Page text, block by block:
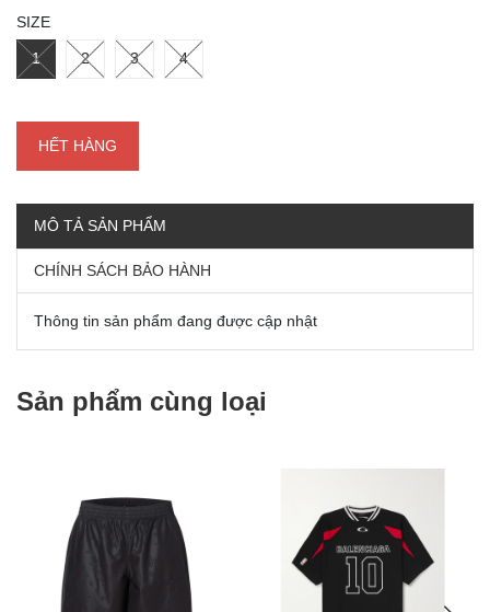
SIZE
1 2 3 4
HẾT HÀNG
MÔ TẢ SẢN PHẨM
CHÍNH SÁCH BẢO HÀNH
Thông tin sản phẩm đang được cập nhật
Sản phẩm cùng loại